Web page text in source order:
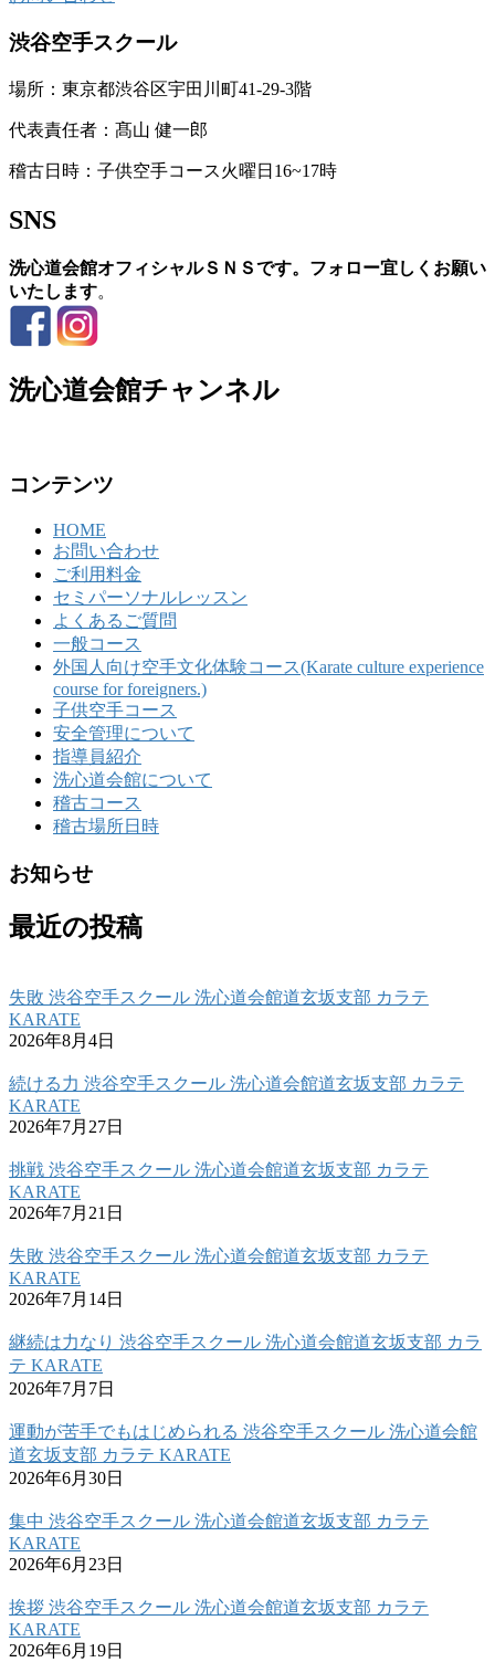
渋谷空手スクール
場所：東京都渋谷区宇田川町41-29-3階
代表責任者：髙山 健一郎
稽古日時：子供空手コース火曜日16~17時
SNS
洗心道会館オフィシャルＳＮＳです。フォロー宜しくお願い
いたします。
洗心道会館チャンネル
コンテンツ
HOME
お問い合わせ
ご利用料金
セミパーソナルレッスン
よくあるご質問
一般コース
外国人向け空手文化体験コース(Karate culture experience
course for foreigners.)
子供空手コース
安全管理について
指導員紹介
洗心道会館について
稽古コース
稽古場所日時
お知らせ
最近の投稿
失敗 渋谷空手スクール 洗心道会館道玄坂支部 カラテ
KARATE
2026年8月4日
続ける力 渋谷空手スクール 洗心道会館道玄坂支部 カラテ
KARATE
2026年7月27日
挑戦 渋谷空手スクール 洗心道会館道玄坂支部 カラテ
KARATE
2026年7月21日
失敗 渋谷空手スクール 洗心道会館道玄坂支部 カラテ
KARATE
2026年7月14日
継続は力なり 渋谷空手スクール 洗心道会館道玄坂支部 カラ
テ KARATE
2026年7月7日
運動が苦手でもはじめられる 渋谷空手スクール 洗心道会館
道玄坂支部 カラテ KARATE
2026年6月30日
集中 渋谷空手スクール 洗心道会館道玄坂支部 カラテ
KARATE
2026年6月23日
挨拶 渋谷空手スクール 洗心道会館道玄坂支部 カラテ
KARATE
2026年6月19日